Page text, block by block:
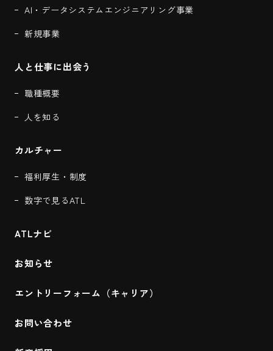
AI・データシステムエンジニアリング事業
新規事業
人と仕事に出会う
職種概要
人を知る
カルチャー
福利厚生・制度
数字で見るATL
ATLナビ
お知らせ
エントリーフォーム（キャリア）
お問い合わせ